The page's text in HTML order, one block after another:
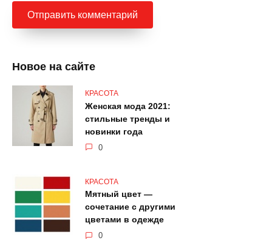
Новое на сайте
КРАСОТА
Женская мода 2021:
стильные тренды и
новинки года
0
КРАСОТА
Мятный цвет —
сочетание с другими
цветами в одежде
0